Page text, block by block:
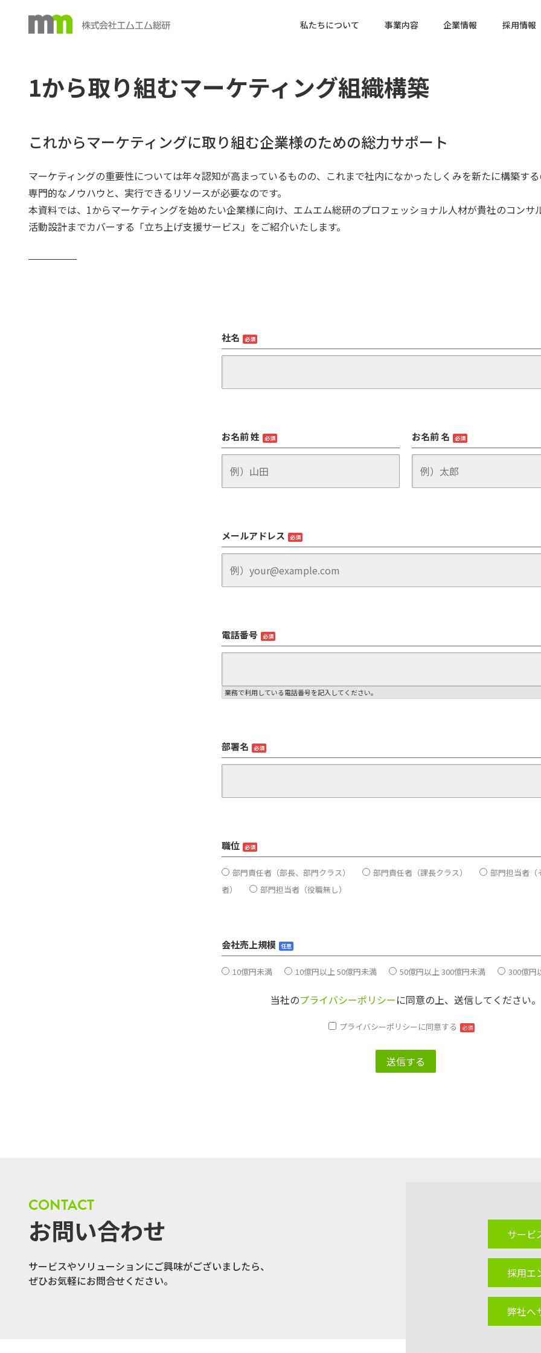
私たちについて 事業内容 企業情報 採用情報
1から取り組むマーケティング組織構築
これからマーケティングに取り組む企業様のための総力サポート
マーケティングの重要性については年々認知が高まっているものの、これまで社内になかったしくみを新たに構築する
専門的なノウハウと、実行できるリソースが必要なのです。
本資料では、1からマーケティングを始めたい企業様に向け、エムエム総研のプロフェッショナル人材が貴社のコンサ
活動設計までカバーする「立ち上げ支援サービス」をご紹介いたします。
社名 必須
お名前 姓 必須 お名前 名 必須
メールアドレス 必須
電話番号 必須
業務で利用している電話番号を記入してください。
部署名 必須
職位 必須
部門責任者（部長、部門クラス） 部門責任者（課長クラス）
部門担当者（
者）
部門担当者（役職無し）
会社売上規模 任意
10億円未満 10億円以上 50億円未満 50億円以上 300億円未満 300億円
当社のプライバシーポリシーに同意の上、送信してください。
プライバシーポリシーに同意する 必須
CONTACT
お問い合わせ
サービスやソリューションにご興味がございましたら、
ぜひお気軽にお問合せください。
サービ
採用エ
弊社へ